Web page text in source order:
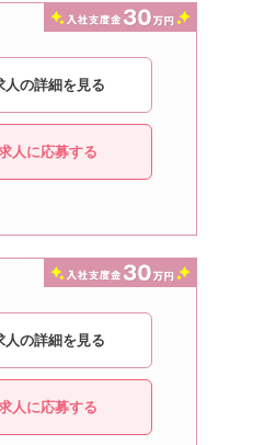
人の詳細を見る
人に応募する
人の詳細を見る
人に応募する